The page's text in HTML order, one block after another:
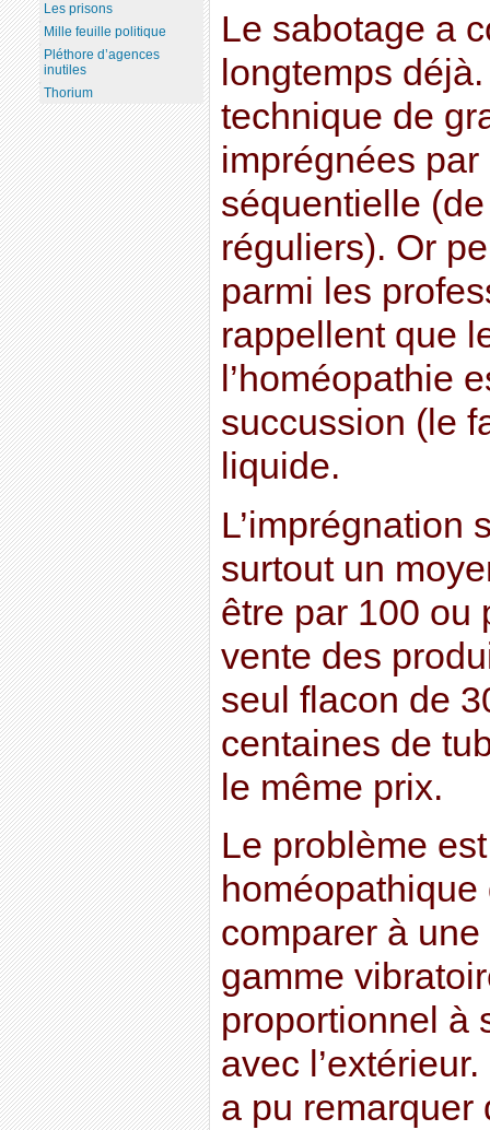
Le sabotage a
longtemps
technique de
imprégnées
séquentielle
réguliers). Or
parmi les
rappellent que
l’homéopathie
succussion (le
liquide.
L’imprégnation
surtout un
être par 100 ou
vente des
seul flacon de
centaines de
le même prix.
Le problème
homéopathique
comparer à
gamme
proportionnel à
avec
a pu remarquer
Les prisons
Mille feuille politique
Pléthore d’agences
inutiles
Thorium